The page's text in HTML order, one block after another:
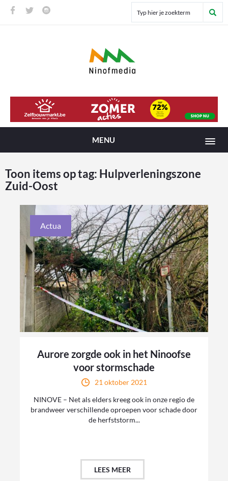
MENU
Toon items op tag: Hulpverleningszone
Zuid-Oost
Actua
Aurore zorgde ook in het Ninoofse
voor stormschade
21 oktober 2021
NINOVE – Net als elders kreeg ook in onze regio de
brandweer verschillende oproepen voor schade door
de herfststorm...
LEES MEER